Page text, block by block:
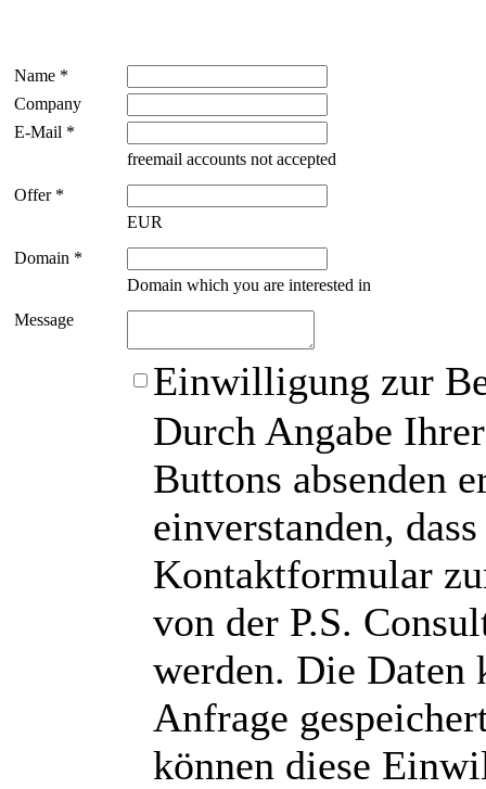
Name *
Company
E-Mail *
freemail accounts not accepted
Offer *
EUR
Domain *
Domain which you are interested in
Message
Einwilligung zur
Durch Angabe
Buttons absenden
einverstanden,
Kontaktformular
von der P.S.
werden. Die Daten
Anfrage
können diese